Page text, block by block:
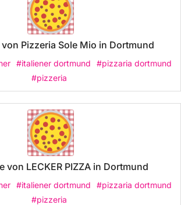
Pizzeria Sole Mio in Dortmund
#italiener dortmund
#pizzaria dortmund
#pizzeria
von LECKER PIZZA in Dortmund
#italiener dortmund
#pizzaria dortmund
#pizzeria